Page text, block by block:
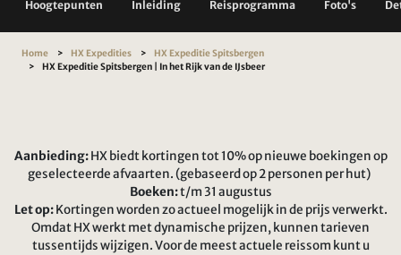
Hoogtepunten Inleiding Reisprogramma Foto's
Home HX Expedities
HX Expeditie Spitsbergen
HX Expeditie Spitsbergen | In het Rijk van de IJsbeer
Aanbieding:HX biedt kortingen tot 10% op nieuwe boekingen op
geselecteerde afvaarten. (gebaseerd op 2 personen per hut)
Boeken:t/m 31 augustus
Let op:Kortingen worden zo actueel mogelijk in de prijs verwerkt.
Omdat HX werkt met dynamische prijzen, kunnen tarieven
tussentijds wijzigen. Voor de meest actuele reissom kunt u